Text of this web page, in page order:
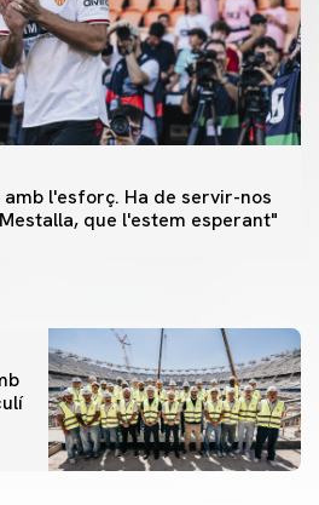
amb l'esforç. Ha de servir-nos
que l'estem esperant"